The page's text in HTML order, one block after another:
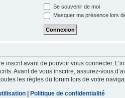
Se souvenir de moi
Masquer ma présence lors
inscrit avant de pouvoir vous connecter.
Avant de vous inscrire, assurez-vous
les règles du forum lors de votre
Politique de confidentialité